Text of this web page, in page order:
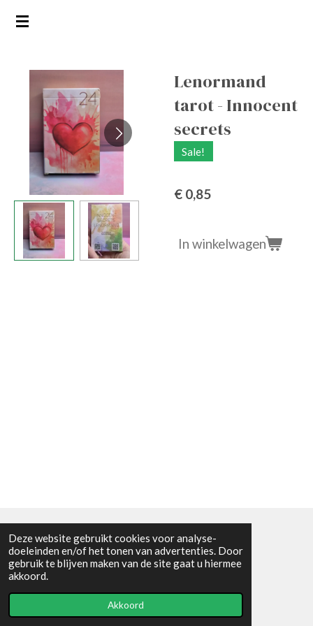
Deze website gebruikt cookies voor analyse-
doeleinden en/of het tonen van advertenties. Door
gebruik te blijven maken van de site gaat u hiermee
akkoord.
Akkoord
Ga
hoofdinhoud
Lenormand
tarot - Innocent
secrets
Sale!
€ 0,85
In winkelwagen
Algemene voorwaarden
© 2021 - RC en mineralenshop Het vlinderpad